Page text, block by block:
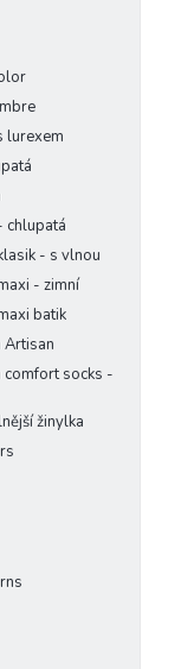
lurexem
chlupatá
- s vlnou
- zimní
batik
Artisan
comfort socks -
žinylka